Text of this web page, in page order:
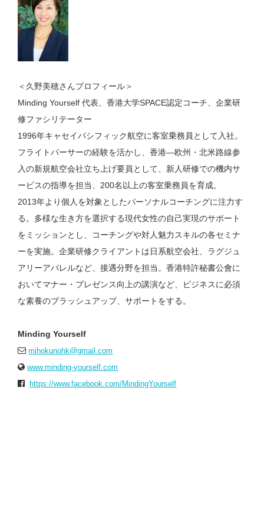
＜久野美穂さんプロフィール＞
Minding Yourself 代表、香港大学SPACE認定コーチ、企業研
修ファシリテーター
1996年キャセイパシフィック航空に客室乗務員として入社。
フライトパーサーの経験を活かし、香港―欧州・北米路線参
入の新規航空会社立ち上げ要員として、新人研修での機内サ
ービスの指導を担当、200名以上の客室乗務員を育成。
2013年より個人を対象としたパーソナルコーチングに注力す
る。多様な生き方を選択する現代女性の自己実現のサポート
をミッションとし、コーチングや対人魅力スキルの各セミナ
ーを実施。企業研修クライアントは日系航空会社、ラグジュ
アリーアパレルなど、接遇分野を担当。香港特許秘書公會に
おいてマナー・プレゼンス向上の講演など、ビジネスに必須
な素養のブラッシュアップ、サポートをする。
Minding Yourself
mihokunohk@gmail.com
www.minding-yourself.com
https://www.facebook.com/MindingYourself